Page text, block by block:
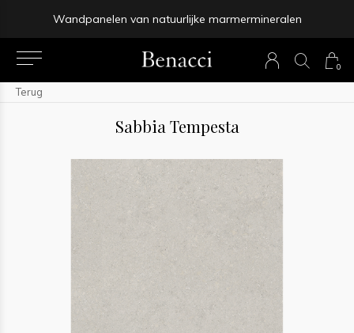
0
Binnen 4-5 werkdagen bezorgd
Terug
Sabbia Tempesta